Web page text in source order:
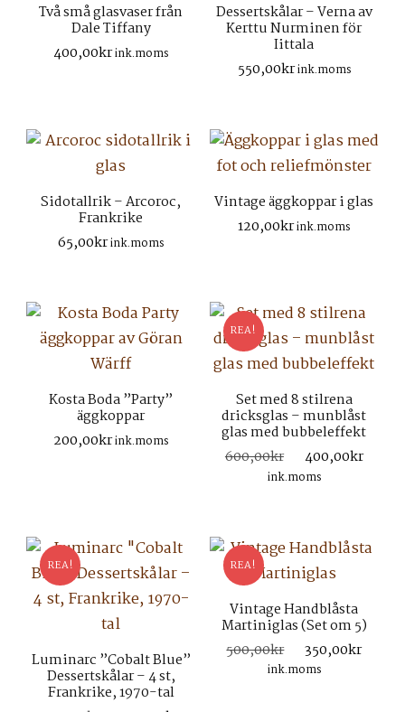
Två små glasvaser från
Dale Tiffany
400,00krink.moms
Dessertskålar – Verna av
Kerttu Nurminen för
Iittala
550,00krink.moms
Sidotallrik – Arcoroc,
Frankrike
65,00krink.moms
Vintage äggkoppar i glas
120,00krink.moms
Kosta Boda ”Party”
äggkoppar
200,00krink.moms
REA!
Set med 8 stilrena
dricksglas – munblåst
glas med bubbeleffekt
600,00kr
Det
ursprungliga
400,00kr
ink.moms
REA!
Luminarc ”Cobalt Blue”
Dessertskålar – 4 st,
Frankrike, 1970-tal
REA!
Vintage Handblåsta
Martiniglas (Set om 5)
500,00kr
Det
ursprungliga
350,00kr
ink.moms